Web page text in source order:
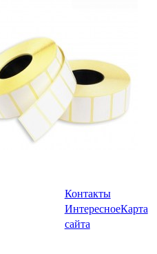
Контакты
ИнтересноеКарта
сайта